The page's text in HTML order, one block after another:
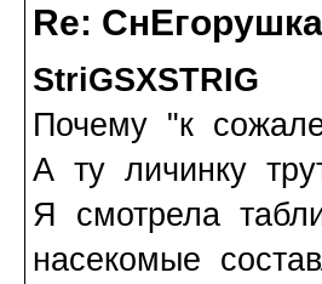
Re: СнЕгорушка
StriGSXSTRIG
Почему "к
А ту личинку
Я смотрела
насекомые